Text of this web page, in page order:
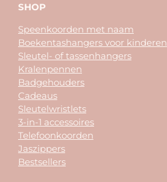
SHOP
Speenkoorden met naam
Boekentashangers voor kinderen
Sleutel- of tassenhangers
Kralenpennen
Badgehouders
Cadeaus
Sleutelwristlets
3-in-1 accessoires
Telefoonkoorden
Jaszippers
Bestsellers